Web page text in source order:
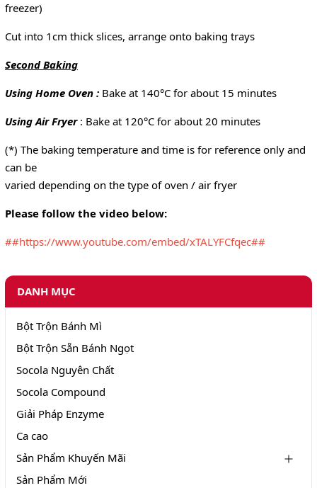
freezer)
Cut into 1cm thick slices, arrange onto baking trays
Second Baking
Using Home Oven : Bake at 140°C for about 15 minutes
Using Air Fryer: Bake at 120°C for about 20 minutes
(*) The baking temperature and time is for reference only and
can be
varied depending on the type of oven / air fryer
Please follow the video below:
##https://www.youtube.com/embed/xTALYFCfqec##
DANH MỤC
Bột Trộn Bánh Mì
Bột Trộn Sẵn Bánh Ngọt
Socola Nguyên Chất
Socola Compound
Giải Pháp Enzyme
Ca cao
Sản Phẩm Khuyến Mãi
Sản Phẩm Mới